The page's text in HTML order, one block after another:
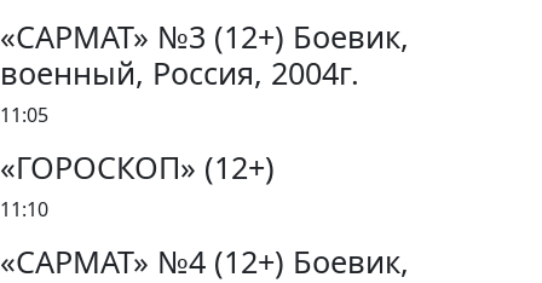
«САРМАТ» №3 (12+) Боевик,
военный, Россия, 2004г.
11:05
«ГОРОСКОП» (12+)
11:10
«САРМАТ» №4 (12+) Боевик,